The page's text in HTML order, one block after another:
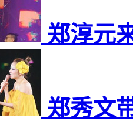
郑淳元
郑秀文